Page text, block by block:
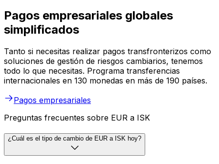
Pagos empresariales globales
simplificados
Tanto si necesitas realizar pagos transfronterizos como
soluciones de gestión de riesgos cambiarios, tenemos
todo lo que necesitas. Programa transferencias
internacionales en 130 monedas en más de 190 países.
Pagos empresariales
Preguntas frecuentes sobre EUR a ISK
¿Cuál es el tipo de cambio de EUR a ISK hoy?